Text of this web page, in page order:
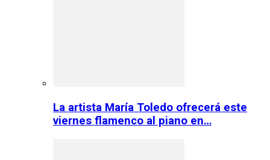
La artista María Toledo ofrecerá este
viernes flamenco al piano en…